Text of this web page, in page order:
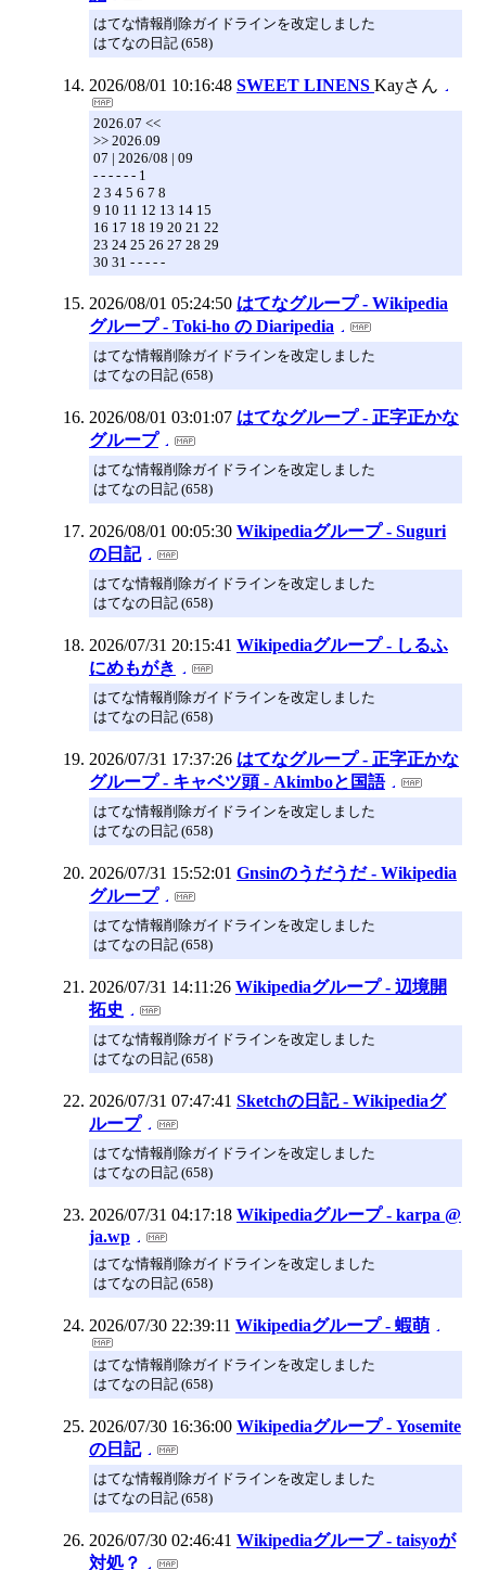
はてな情報削除ガイドラインを改定しました
はてなの日記 (658)
2026/08/01 10:16:48 SWEET LINENS Kayさん
2026.07 <<
>> 2026.09
07 | 2026/08 | 09
- - - - - - 1
2 3 4 5 6 7 8
9 10 11 12 13 14 15
16 17 18 19 20 21 22
23 24 25 26 27 28 29
30 31 - - - - -
2026/08/01 05:24:50 はてなグループ - Wikipedia
グループ - Toki-ho の Diaripedia
はてな情報削除ガイドラインを改定しました
はてなの日記 (658)
2026/08/01 03:01:07 はてなグループ - 正字正かな
グループ
はてな情報削除ガイドラインを改定しました
はてなの日記 (658)
2026/08/01 00:05:30 Wikipediaグループ - Suguri
の日記
はてな情報削除ガイドラインを改定しました
はてなの日記 (658)
2026/07/31 20:15:41 Wikipediaグループ - しるふ
にめもがき
はてな情報削除ガイドラインを改定しました
はてなの日記 (658)
2026/07/31 17:37:26 はてなグループ - 正字正かな
グループ - キャベツ頭 - Akimboと国語
はてな情報削除ガイドラインを改定しました
はてなの日記 (658)
2026/07/31 15:52:01 Gnsinのうだうだ - Wikipedia
グループ
はてな情報削除ガイドラインを改定しました
はてなの日記 (658)
2026/07/31 14:11:26 Wikipediaグループ - 辺境開
拓史
はてな情報削除ガイドラインを改定しました
はてなの日記 (658)
2026/07/31 07:47:41 Sketchの日記 - Wikipediaグ
ループ
はてな情報削除ガイドラインを改定しました
はてなの日記 (658)
2026/07/31 04:17:18 Wikipediaグループ - karpa @
ja.wp
はてな情報削除ガイドラインを改定しました
はてなの日記 (658)
2026/07/30 22:39:11 Wikipediaグループ - 蝦萌
はてな情報削除ガイドラインを改定しました
はてなの日記 (658)
2026/07/30 16:36:00 Wikipediaグループ - Yosemite
の日記
はてな情報削除ガイドラインを改定しました
はてなの日記 (658)
2026/07/30 02:46:41 Wikipediaグループ - taisyoが
対処？